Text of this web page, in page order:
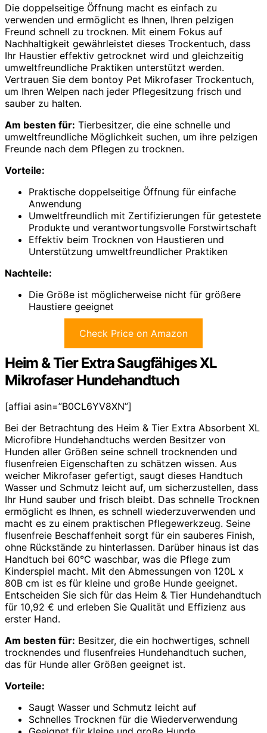
Die doppelseitige Öffnung macht es einfach zu
verwenden und ermöglicht es Ihnen, Ihren pelzigen
Freund schnell zu trocknen. Mit einem Fokus auf
Nachhaltigkeit gewährleistet dieses Trockentuch, dass
Ihr Haustier effektiv getrocknet wird und gleichzeitig
umweltfreundliche Praktiken unterstützt werden.
Vertrauen Sie dem bontoy Pet Mikrofaser Trockentuch,
um Ihren Welpen nach jeder Pflegesitzung frisch und
sauber zu halten.
Am besten für: Tierbesitzer, die eine schnelle und
umweltfreundliche Möglichkeit suchen, um ihre pelzigen
Freunde nach dem Pflegen zu trocknen.
Vorteile:
Praktische doppelseitige Öffnung für einfache
Anwendung
Umweltfreundlich mit Zertifizierungen für getestete
Produkte und verantwortungsvolle Forstwirtschaft
Effektiv beim Trocknen von Haustieren und
Unterstützung umweltfreundlicher Praktiken
Nachteile:
Die Größe ist möglicherweise nicht für größere
Haustiere geeignet
Check Price on Amazon
Heim & Tier Extra Saugfähiges XL
Mikrofaser Hundehandtuch
[affiai asin=”B0CL6YV8XN”]
Bei der Betrachtung des Heim & Tier Extra Absorbent XL
Microfibre Hundehandtuchs werden Besitzer von
Hunden aller Größen seine schnell trocknenden und
flusenfreien Eigenschaften zu schätzen wissen. Aus
weicher Mikrofaser gefertigt, saugt dieses Handtuch
Wasser und Schmutz leicht auf, um sicherzustellen, dass
Ihr Hund sauber und frisch bleibt. Das schnelle Trocknen
ermöglicht es Ihnen, es schnell wiederzuverwenden und
macht es zu einem praktischen Pflegewerkzeug. Seine
flusenfreie Beschaffenheit sorgt für ein sauberes Finish,
ohne Rückstände zu hinterlassen. Darüber hinaus ist das
Handtuch bei 60°C waschbar, was die Pflege zum
Kinderspiel macht. Mit den Abmessungen von 120L x
80B cm ist es für kleine und große Hunde geeignet.
Entscheiden Sie sich für das Heim & Tier Hundehandtuch
für 10,92 € und erleben Sie Qualität und Effizienz aus
erster Hand.
Am besten für: Besitzer, die ein hochwertiges, schnell
trocknendes und flusenfreies Hundehandtuch suchen,
das für Hunde aller Größen geeignet ist.
Vorteile:
Saugt Wasser und Schmutz leicht auf
Schnelles Trocknen für die Wiederverwendung